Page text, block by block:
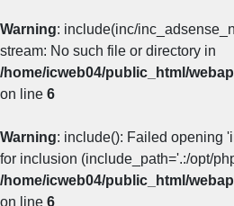
Warning: include(inc/
stream: No such file or directory in
/home/icweb04/public_html/
on line 6
Warning: include(): Failed opening
for inclusion (include_path='.:/opt/
/home/icweb04/public_html/
on line 6